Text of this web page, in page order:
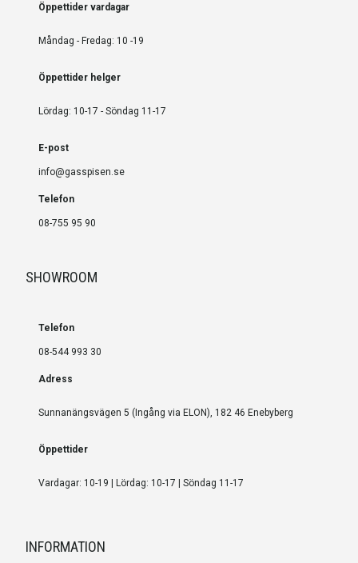
Öppettider vardagar
Måndag - Fredag: 10 -19
Öppettider helger
Lördag: 10-17 - Söndag 11-17
E-post
info@gasspisen.se
Telefon
08-755 95 90
SHOWROOM
Telefon
08-544 993 30
Adress
Sunnanängsvägen 5 (Ingång via ELON), 182 46 Enebyberg
Öppettider
Vardagar: 10-19 | Lördag: 10-17 | Söndag 11-17
INFORMATION